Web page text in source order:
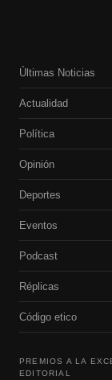
Últimas Noticias
Actualidad
Política
Opinión
Deportes
Eventos
Podcast
Réplicas
Código etico
PREMIOS A LA
EDITORIAL